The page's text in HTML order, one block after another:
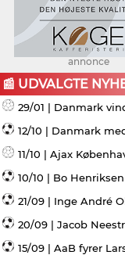
annonce
📰 UDVALGTE
29/01 | Danmark
12/10 | Danmark
11/10 | Ajax
10/10 | Bo
21/09 | Inge André
20/09 | Jacob
15/09 | AaB fyrer